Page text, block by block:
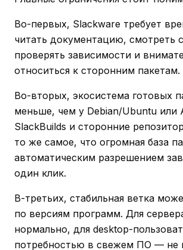
Во-первых, Slackware требует
читать документацию, смотреть
проверять зависимости и
относиться к сторонним пакетам.
Во-вторых, экосистема готовых
меньше, чем у Debian/Ubuntu или
SlackBuilds и сторонние
то же самое, что огромная база
автоматическим разрешением
один клик.
В-третьих, стабильная ветка
по версиям программ. Для
нормально, для desktop-
потребностью в свежем ПО — не